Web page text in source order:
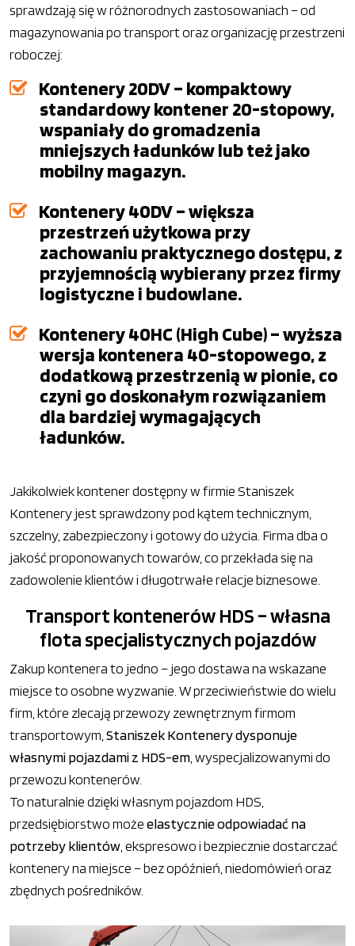
sprawdzają się w różnorodnych zastosowaniach – od
magazynowania po transport oraz organizację przestrzeni
roboczej:
Kontenery 20DV – kompaktowy
standardowy kontener 20-stopowy,
wspaniały do gromadzenia
mniejszych ładunków lub też jako
mobilny magazyn.
Kontenery 40DV – większa
przestrzeń użytkowa przy
zachowaniu praktycznego dostępu, z
przyjemnością wybierany przez firmy
logistyczne i budowlane.
Kontenery 40HC (High Cube) – wyższa
wersja kontenera 40-stopowego, z
dodatkową przestrzenią w pionie, co
czyni go doskonałym rozwiązaniem
dla bardziej wymagających
ładunków.
Jakikolwiek kontener dostępny w firmie Staniszek
Kontenery jest sprawdzony pod kątem technicznym,
szczelny, zabezpieczony i gotowy do użycia. Firma dba o
jakość proponowanych towarów, co przekłada się na
zadowolenie klientów i długotrwałe relacje biznesowe.
Transport kontenerów HDS – własna
flota specjalistycznych pojazdów
Zakup kontenera to jedno – jego dostawa na wskazane
miejsce to osobne wyzwanie. W przeciwieństwie do wielu
firm, które zlecają przewozy zewnętrznym firmom
transportowym, Staniszek Kontenery dysponuje
własnymi pojazdami z HDS-em , wyspecjalizowanymi do
przewozu kontenerów.
To naturalnie dzięki własnym pojazdom HDS,
przedsiębiorstwo możeelastycznie odpowiadać na
potrzeby klientów , ekspresowo i bezpiecznie dostarczać
kontenery na miejsce – bez opóźnień, niedomówień oraz
zbędnych pośredników.